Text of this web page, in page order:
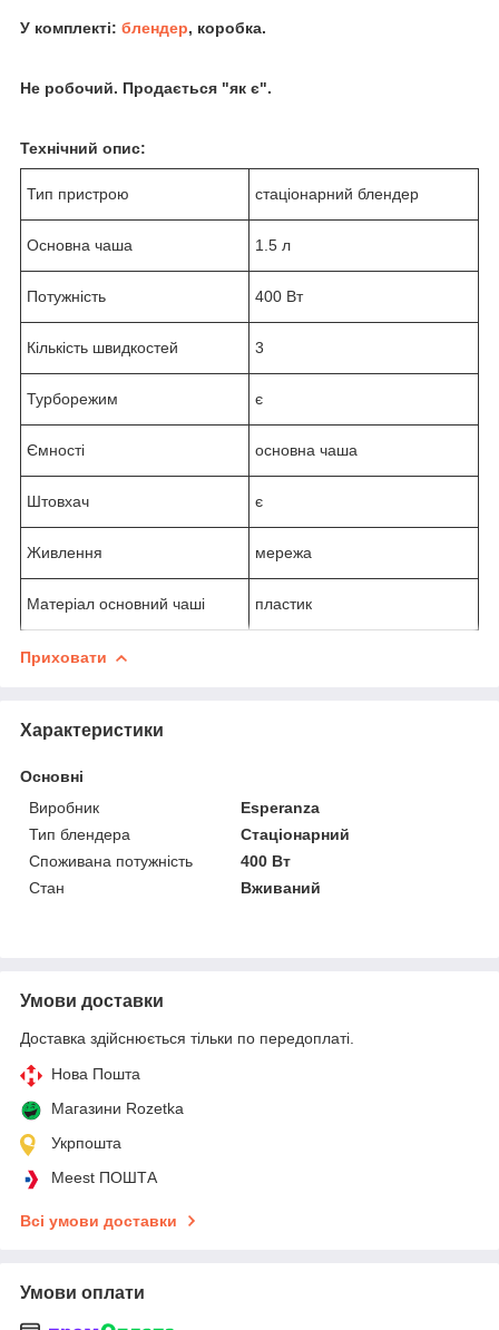
У комплекті: блендер, коробка.
Не робочий. Продається "як є".
Технічний опис:
Тип пристрою стаціонарний блендер
Основна чаша 1.5 л
Потужність 400 Вт
Кількість швидкостей 3
Турборежим є
Ємності основна чаша
Штовхач є
Живлення мережа
Матеріал основний чаші пластик
Приховати
Характеристики
Основні
Виробник
Esperanza
Тип блендера
Стаціонарний
Споживана потужність
400 Вт
Стан
Вживаний
Умови доставки
Доставка здійснюється тільки по передоплаті.
Нова Пошта
Магазини Rozetka
Укрпошта
Meest ПОШТА
Всі умови доставки
Умови оплати